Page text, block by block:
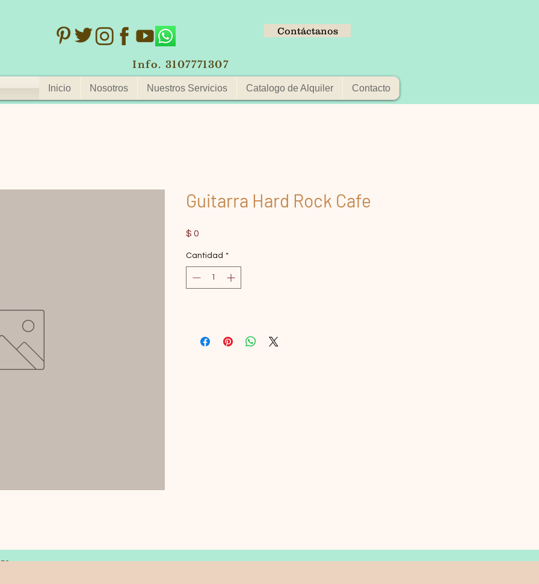
Contáctanos
Info. 3107771307
Inicio Nosotros Nuestros Servicios Catalogo de Alquiler Contacto
Guitarra Hard Rock Cafe
$ 0Precio
Cantidad *